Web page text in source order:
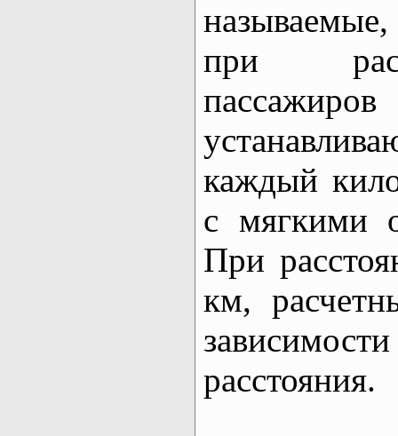
при
каждый
с мягкими
При
км,
расстояния.